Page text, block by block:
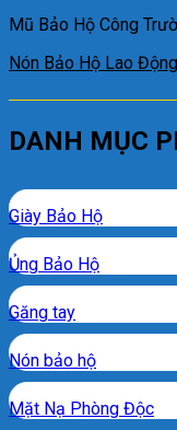
Mũ Bảo Hộ Công
Nón Bảo Hộ Lao
DANH MỤC
Giày Bảo Hộ
Ủng Bảo Hộ
Găng tay
Nón bảo hộ
Mặt Nạ Phòng Độc